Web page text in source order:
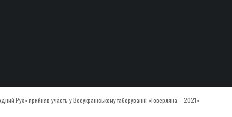
Рух» прийняв участь у Всеукраїнському таборуванні «Говерляна – 2021»